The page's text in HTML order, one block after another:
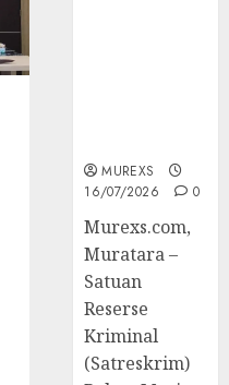
MUREXS
16/07/2026
0
Murexs.com,
Muratara –
Satuan
Reserse
Kriminal
(Satreskrim)